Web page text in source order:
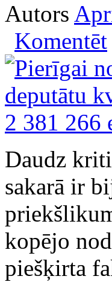
Autors
Komentēt
Daudz
sakarā ir
kopējo
piešķirta